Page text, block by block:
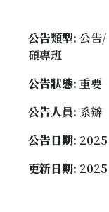
公告類型: 公告/
碩專班
公告狀態: 重要
公告人員: 系辦
公告日期:
更新日期: